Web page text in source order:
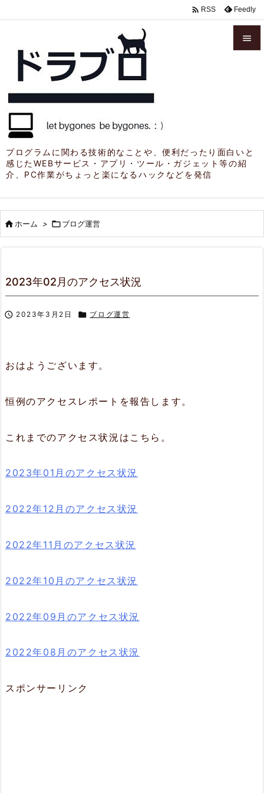
プログラムに関わる技術的なことや、便利だったり面白いと
感じたWEBサービス・アプリ・ツール・ガジェット等の紹
介、PC作業がちょっと楽になるハックなどを発信


次へ
 RSS Feedly
ホーム > ブログ運営
2023年02月のアクセス状況
 2023年3月2日  ブログ運営
おはようございます。
恒例のアクセスレポートを報告します。
これまでのアクセス状況はこちら。
2023年01月のアクセス状況
2022年12月のアクセス状況
2022年11月のアクセス状況
2022年10月のアクセス状況
2022年09月のアクセス状況
2022年08月のアクセス状況
スポンサーリンク